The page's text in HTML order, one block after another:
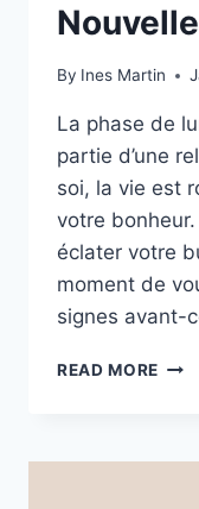
By Ines Martin
La phase de
partie d’une
soi, la vie est
votre
éclater votre
moment de
signes avant-
READ MORE